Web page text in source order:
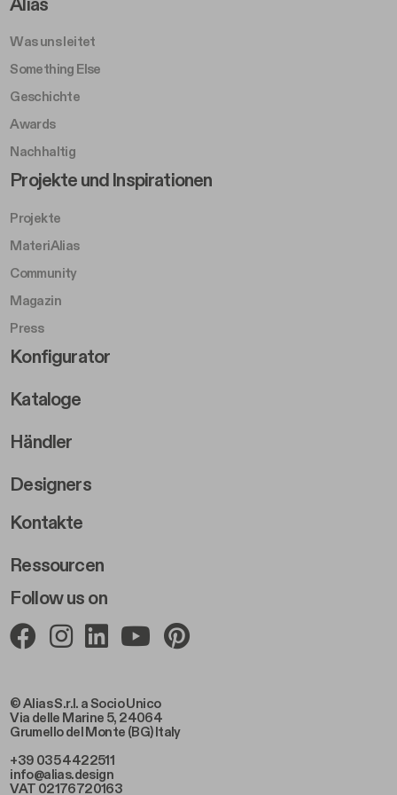
© Alias S.r.l. a Socio Unico
Via delle Marine 5, 24064
Grumello del Monte (BG) Italy
+39 035 4422511
info@alias.design
VAT 02176720163
Was uns leitet
Something Else
Geschichte
Awards
Nachhaltig
Follow us on
Footer Left Middle B
Projekte und Inspirationen
Projekte
MateriAlias
Community
Magazin
Press
Footer Right Middle B
Konfigurator
Kataloge
Händler
Designers
Footer Right 2
Kontakte
Ressourcen